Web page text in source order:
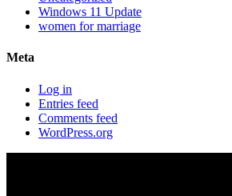
Windows 11 Update
women for marriage
Meta
Log in
Entries feed
Comments feed
WordPress.org